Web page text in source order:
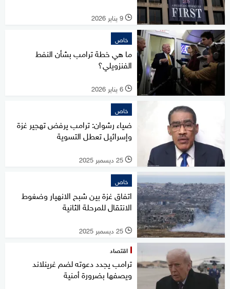
l 9 يناير 2026
خاص
ما هي خطة ترامب بشأن النفط
الفنزويلي؟
l 6 يناير 2026
خاص
ضياء رشوان: ترامب يرفض تهجير غزة
وإسرائيل تعطل التسوية
l 25 ديسمبر 2025
خاص
اتفاق غزة بين شبح الانهيار وضغوط
الانتقال للمرحلة الثانية
l 25 ديسمبر 2025
اقتصاد
ترامب يجدد دعوته لضم غرينلاند
ويصفها بضرورة أمنية